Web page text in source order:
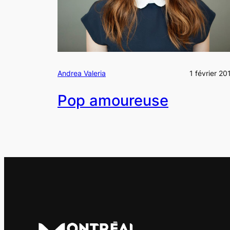
Andrea Valeria 1 février
Pop amoureuse